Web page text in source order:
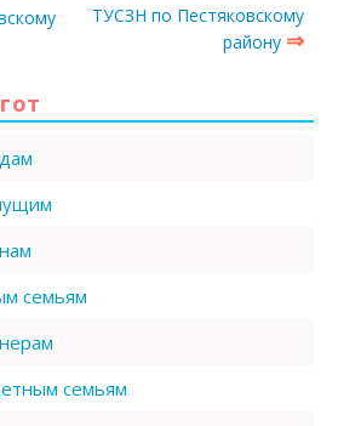
ТУСЗН по Пестяковскому
району ⇒
семьям
семьям